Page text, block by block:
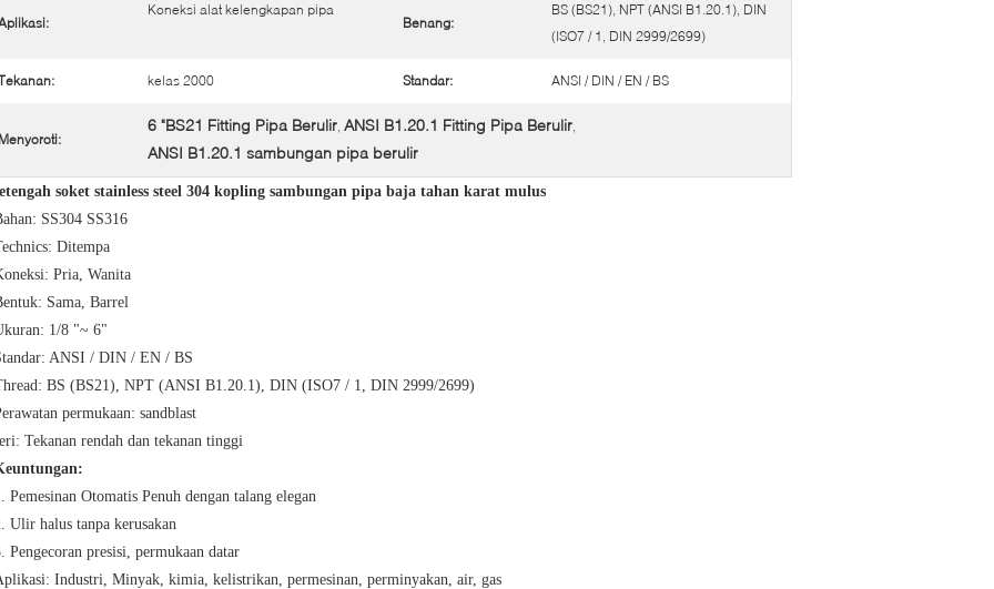
Koneksi alat kelengkapan pipa
Benang:
BS (BS21), NPT (ANSI B1.20.1), DIN
(ISO7 / 1, DIN 2999/2699)
kelas 2000 Standar: ANSI / DIN / EN / BS
Menyoroti:
6 "BS21 Fitting Pipa Berulir, ANSI B1.20.1 Fitting Pipa Berulir,
ANSI B1.20.1 sambungan pipa berulir
soket stainless steel 304 kopling sambungan pipa baja tahan karat mulus
SS304 SS316
Ditempa
Pria, Wanita
Sama, Barrel
1/8 "~ 6"
ANSI / DIN / EN / BS
BS (BS21), NPT (ANSI B1.20.1), DIN (ISO7 / 1, DIN 2999/2699)
permukaan: sandblast
Tekanan rendah dan tekanan tinggi
Pemesinan Otomatis Penuh dengan talang elegan
Ulir halus tanpa kerusakan
Pengecoran presisi, permukaan datar
Industri, Minyak, kimia, kelistrikan, permesinan, perminyakan, air, gas